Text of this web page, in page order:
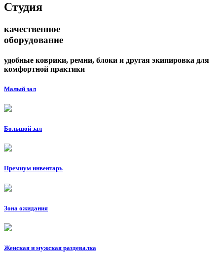
Студия
качественное
оборудование
удобные коврики, ремни, блоки и другая экипировка для
комфортной практики
Малый зал
Большой зал
Премиум инвентарь
Зона ожидания
Женская и мужская раздевалка